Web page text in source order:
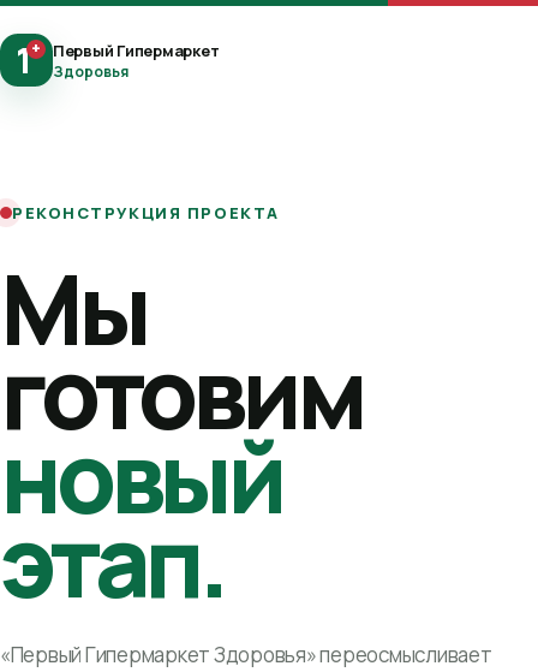
1+ Первый Гипермаркет
Здоровья
РЕКОНСТРУКЦИЯ ПРОЕКТА
Мы
готовим
новый
этап.
«Первый Гипермаркет Здоровья» переосмысливает